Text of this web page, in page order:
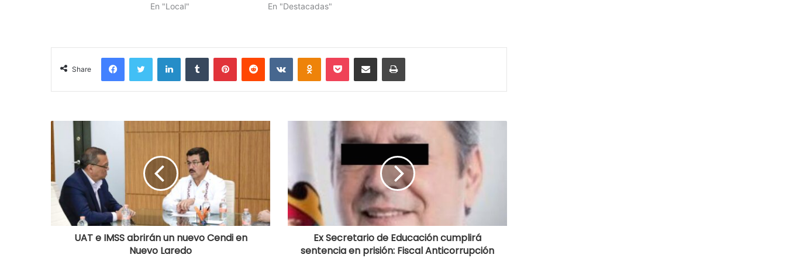
En "Local"
En "Destacadas"
Share
UAT e IMSS abrirán un nuevo Cendi en
Nuevo Laredo
Ex Secretario de Educación cumplirá
sentencia en prisión: Fiscal Anticorrupción